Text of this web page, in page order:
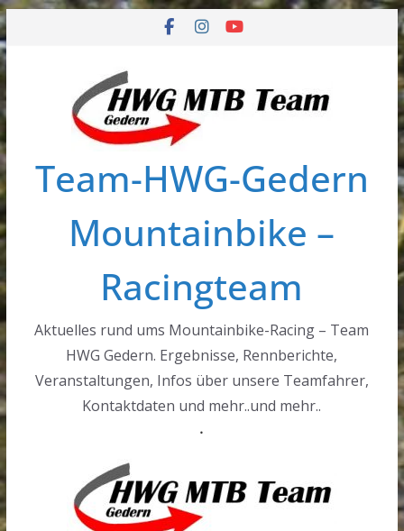
Zum
Inhalt
springen
Team-HWG-Gedern
Mountainbike –
Racingteam
Aktuelles rund ums Mountainbike-Racing – Team
HWG Gedern. Ergebnisse, Rennberichte,
Veranstaltungen, Infos über unsere Teamfahrer,
Kontaktdaten und mehr..und mehr..
.